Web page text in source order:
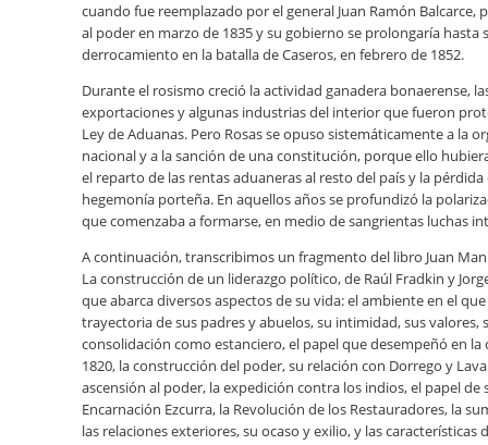
cuando fue reemplazado por el general Juan Ramón Balcarce,
al poder en marzo de 1835 y su gobierno se prolongaría hasta
derrocamiento en la batalla de Caseros, en febrero de 1852.
Durante el rosismo creció la actividad ganadera bonaerense,
exportaciones y algunas industrias del interior que fueron
Ley de Aduanas. Pero Rosas se opuso sistemáticamente a la
nacional y a la sanción de una constitución, porque ello
el reparto de las rentas aduaneras al resto del país y la pérdida
hegemonía porteña. En aquellos años se profundizó la
que comenzaba a formarse, en medio de sangrientas luchas
A continuación, transcribimos un fragmento del libro Juan
La construcción de un liderazgo político, de Raúl Fradkin y
que abarca diversos aspectos de su vida: el ambiente en el
trayectoria de sus padres y abuelos, su intimidad, sus valores,
consolidación como estanciero, el papel que desempeñó en la
1820, la construcción del poder, su relación con Dorrego y
ascensión al poder, la expedición contra los indios, el papel de
Encarnación Ezcurra, la Revolución de los Restauradores, la
las relaciones exteriores, su ocaso y exilio, y las características